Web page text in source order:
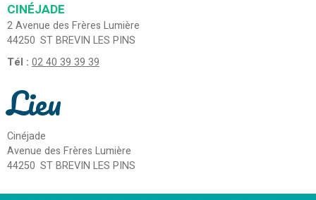
CINÉJADE
2 Avenue des Frères Lumière
44250 ST BREVIN LES PINS
Tél : 02 40 39 39 39
Lieu
Cinéjade
Avenue des Frères Lumière
44250 ST BREVIN LES PINS